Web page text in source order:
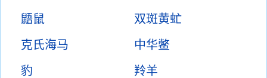
鼯鼠
双斑黄虻
克氏海马
中华鳖
豹
羚羊